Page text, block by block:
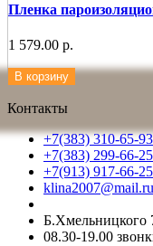
Пленка
1 579.00 р.
В корзину
Контакты
+7(383) 310-65-93
+7(383) 299-66-25
+7(913) 917-66-25
klina2007@mail.ru
Б.Хмельницкого
08.30-19.00